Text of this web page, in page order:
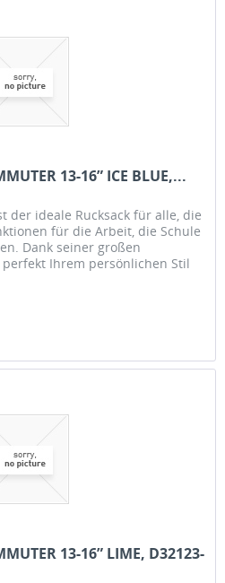
13-16” ICE BLUE,...
der ideale Rucksack für alle, die
für die Arbeit, die Schule
Dank seiner großen
Ihrem persönlichen Stil
13-16” LIME, D32123-